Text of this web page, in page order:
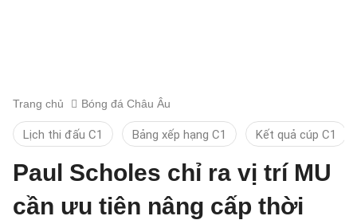
Trang chủ Bóng đá Châu Âu
Lịch thi đấu C1 Bảng xếp hạng C1 Kết quả cúp C1
Paul Scholes chỉ ra vị trí MU
cần ưu tiên nâng cấp thời